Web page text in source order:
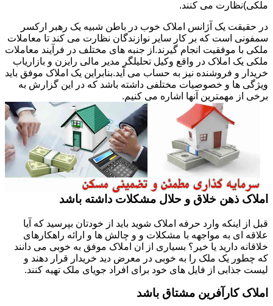
ملکی)نظارت می کنند.
در حقیقت یک آژانس املاک خوب در باطن شبیه یک رهبر ارکسر
سمفونی است که بر کار سایر نوازندگان نظارت می کند تا معاملات
ملکی با موفقیت انجام گیرند.از جنبه های مختلف در فرآیند معاملات
ملکی یک املاک در واقع وکیل تحلیلگر مدیر مالی رایزن و بازاریاب
خریدار و فروشنده نیز به حساب می آید.بنابراین یک املاک موفق باید
ویژگی ها و خصوصیات مختلفی داشته باشد که در این گزارش به
برخی از مهمترین آنها اشاره می کنیم.
املاک ذهن خلاق و حلال مشکلات داشته باشد
قبل از اینکه وارد حرفه املاک شوید باید از خودتان بپرسید که آیا
علاقه ای به مواجهه با مشکلات و و چالش ها و ارائه راهکارهای
خلاقانه دارید یا خیر؟ بسیاری از ان املاک موفق به خوبی می دانند
که چطور یک ملک را به خوبی در معرض دید خریدار قرار دهند و
لیست جذابی از فایل های خود برای افراد جویای ملک تهیه کنند.
املاک کارآفرین مشتاق باشد